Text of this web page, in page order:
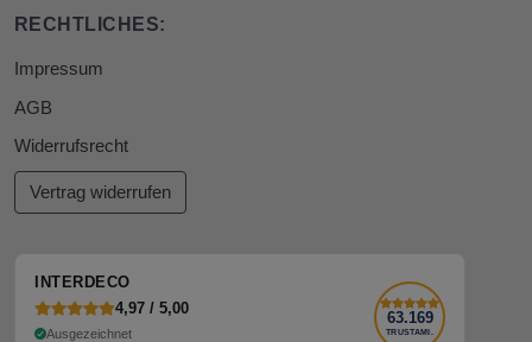
RECHTLICHES:
Impressum
AGB
Widerrufsrecht
Vertrag widerrufen
INTERDECO
4,97 / 5,00
Ausgezeichnet
63.169
TRUSTAMI.